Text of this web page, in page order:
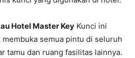
Hotel Master Key Kunci ini
semua pintu di seluruh
tamu dan ruang fasilitas lainnya.